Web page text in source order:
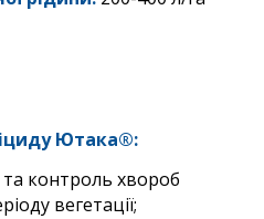
Ютака®:
контроль хвороб
вегетації;